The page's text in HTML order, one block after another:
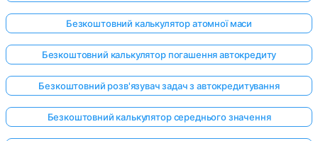
Безкоштовний калькулятор атомної маси
Безкоштовний калькулятор погашення автокредиту
Безкоштовний розв'язувач задач з автокредитування
Безкоштовний калькулятор середнього значення